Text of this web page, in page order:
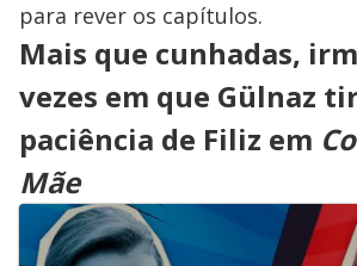
para rever os capítulos.
Mais que cunhadas,
vezes em que Gülnaz
paciência de Filiz em
Mãe